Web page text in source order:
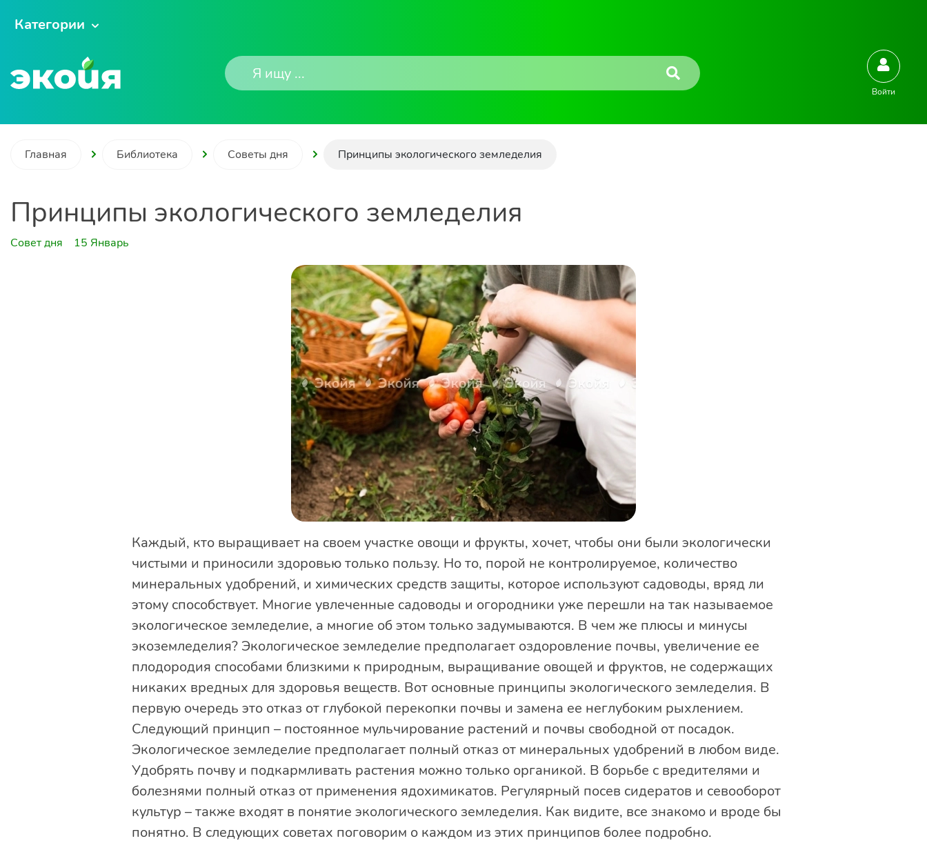
Категории
Войти
Главная Библиотека Советы дня Принципы экологического земледелия
Принципы экологического земледелия
Совет дня 15 Январь
Каждый, кто выращивает на своем участке овощи и фрукты, хочет, чтобы они были экологически
чистыми и приносили здоровью только пользу. Но то, порой не контролируемое, количество
минеральных удобрений, и химических средств защиты, которое используют садоводы, вряд ли
этому способствует. Многие увлеченные садоводы и огородники уже перешли на так называемое
экологическое земледелие, а многие об этом только задумываются. В чем же плюсы и минусы
экоземледелия? Экологическое земледелие предполагает оздоровление почвы, увеличение ее
плодородия способами близкими к природным, выращивание овощей и фруктов, не содержащих
никаких вредных для здоровья веществ. Вот основные принципы экологического земледелия. В
первую очередь это отказ от глубокой перекопки почвы и замена ее неглубоким рыхлением.
Следующий принцип – постоянное мульчирование растений и почвы свободной от посадок.
Экологическое земледелие предполагает полный отказ от минеральных удобрений в любом виде.
Удобрять почву и подкармливать растения можно только органикой. В борьбе с вредителями и
болезнями полный отказ от применения ядохимикатов. Регулярный посев сидератов и севооборот
культур – также входят в понятие экологического земледелия. Как видите, все знакомо и вроде бы
понятно. В следующих советах поговорим о каждом из этих принципов более подробно.